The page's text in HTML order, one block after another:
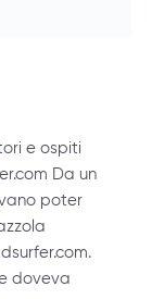
e ospiti
Da un
poter
doveva